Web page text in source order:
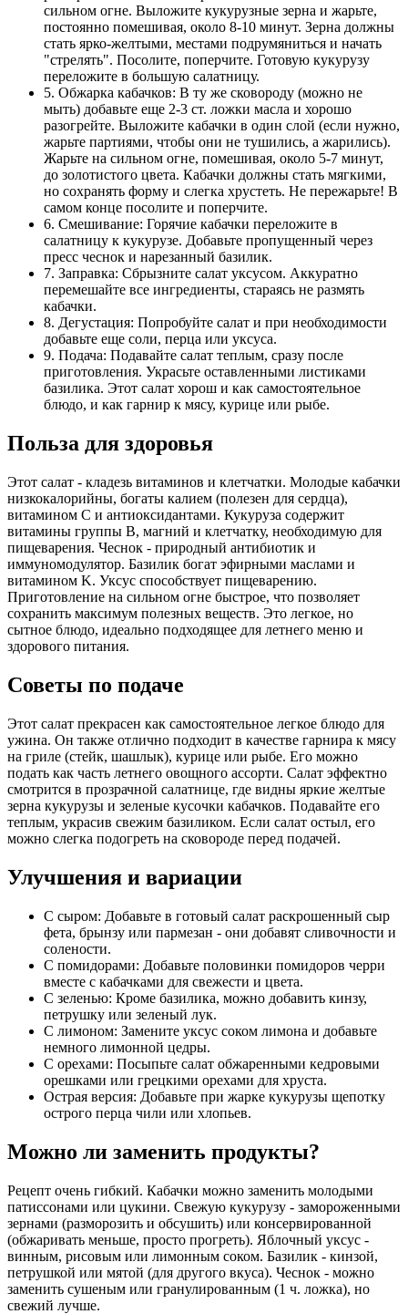
сильном огне. Выложите кукурузные зерна и жарьте,
постоянно помешивая, около 8-10 минут. Зерна должны
стать ярко-желтыми, местами подрумяниться и начать
"стрелять". Посолите, поперчите. Готовую кукурузу
переложите в большую салатницу.
5. Обжарка кабачков: В ту же сковороду (можно не
мыть) добавьте еще 2-3 ст. ложки масла и хорошо
разогрейте. Выложите кабачки в один слой (если нужно,
жарьте партиями, чтобы они не тушились, а жарились).
Жарьте на сильном огне, помешивая, около 5-7 минут,
до золотистого цвета. Кабачки должны стать мягкими,
но сохранять форму и слегка хрустеть. Не пережарьте! В
самом конце посолите и поперчите.
6. Смешивание: Горячие кабачки переложите в
салатницу к кукурузе. Добавьте пропущенный через
пресс чеснок и нарезанный базилик.
7. Заправка: Сбрызните салат уксусом. Аккуратно
перемешайте все ингредиенты, стараясь не размять
кабачки.
8. Дегустация: Попробуйте салат и при необходимости
добавьте еще соли, перца или уксуса.
9. Подача: Подавайте салат теплым, сразу после
приготовления. Украсьте оставленными листиками
базилика. Этот салат хорош и как самостоятельное
блюдо, и как гарнир к мясу, курице или рыбе.
Польза для здоровья
Этот салат - кладезь витаминов и клетчатки. Молодые кабачки
низкокалорийны, богаты калием (полезен для сердца),
витамином C и антиоксидантами. Кукуруза содержит
витамины группы B, магний и клетчатку, необходимую для
пищеварения. Чеснок - природный антибиотик и
иммуномодулятор. Базилик богат эфирными маслами и
витамином K. Уксус способствует пищеварению.
Приготовление на сильном огне быстрое, что позволяет
сохранить максимум полезных веществ. Это легкое, но
сытное блюдо, идеально подходящее для летнего меню и
здорового питания.
Советы по подаче
Этот салат прекрасен как самостоятельное легкое блюдо для
ужина. Он также отлично подходит в качестве гарнира к мясу
на гриле (стейк, шашлык), курице или рыбе. Его можно
подать как часть летнего овощного ассорти. Салат эффектно
смотрится в прозрачной салатнице, где видны яркие желтые
зерна кукурузы и зеленые кусочки кабачков. Подавайте его
теплым, украсив свежим базиликом. Если салат остыл, его
можно слегка подогреть на сковороде перед подачей.
Улучшения и вариации
С сыром: Добавьте в готовый салат раскрошенный сыр
фета, брынзу или пармезан - они добавят сливочности и
солености.
С помидорами: Добавьте половинки помидоров черри
вместе с кабачками для свежести и цвета.
С зеленью: Кроме базилика, можно добавить кинзу,
петрушку или зеленый лук.
С лимоном: Замените уксус соком лимона и добавьте
немного лимонной цедры.
С орехами: Посыпьте салат обжаренными кедровыми
орешками или грецкими орехами для хруста.
Острая версия: Добавьте при жарке кукурузы щепотку
острого перца чили или хлопьев.
Можно ли заменить продукты?
Рецепт очень гибкий. Кабачки можно заменить молодыми
патиссонами или цукини. Свежую кукурузу - замороженными
зернами (разморозить и обсушить) или консервированной
(обжаривать меньше, просто прогреть). Яблочный уксус -
винным, рисовым или лимонным соком. Базилик - кинзой,
петрушкой или мятой (для другого вкуса). Чеснок - можно
заменить сушеным или гранулированным (1 ч. ложка), но
свежий лучше.